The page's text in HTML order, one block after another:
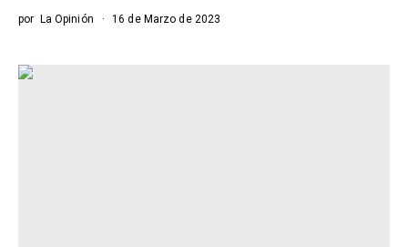
por La Opinión 16 de Marzo de 2023